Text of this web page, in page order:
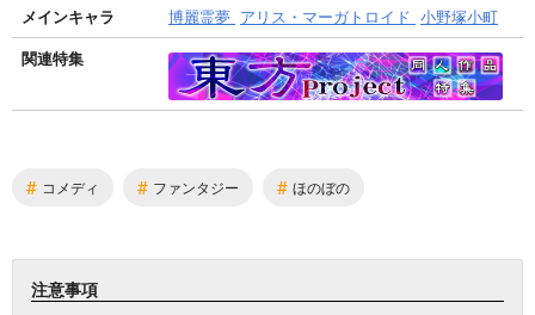
メインキャラ 博麗霊夢 アリス・マーガトロイド 小野塚小町
関連特集
# コメディ # ファンタジー # ほのぼの
注意事項